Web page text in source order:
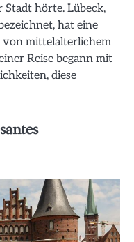
Stadt hörte. Lübeck,
hat eine
von mittelalterlichem
Reise begann mit
diese